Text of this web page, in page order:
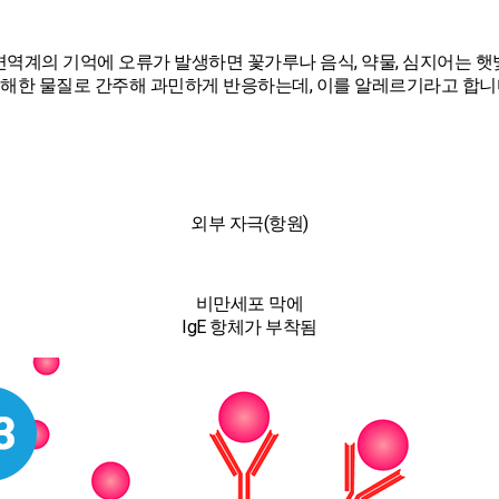
역계의 기억에 오류가 발생하면 꽃가루나 음식, 약물, 심지어는 햇
한 물질로 간주해 과민하게 반응하는데, 이를 알레르기라고 합니
외부 자극(항원)
비만세포 막에
IgE 항체가 부착됨